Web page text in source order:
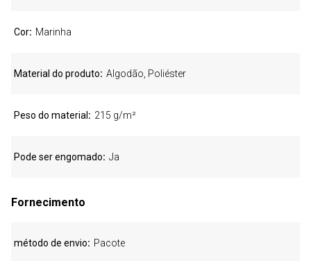
Cor Marinha
Material do produto Algodão, Poliéster
Peso do material 215 g/m²
Pode ser engomado Ja
Fornecimento
método de envio Pacote